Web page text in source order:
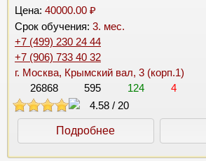
Цена: 40000.00 ₽
Срок обучения: 3. мес.
+7 (499) 230 24 44
+7 (906) 733 40 32
г. Москва, Крымский вал, 3 (корп.1)
26868
595 124
4
4.58 / 20
Подробнее